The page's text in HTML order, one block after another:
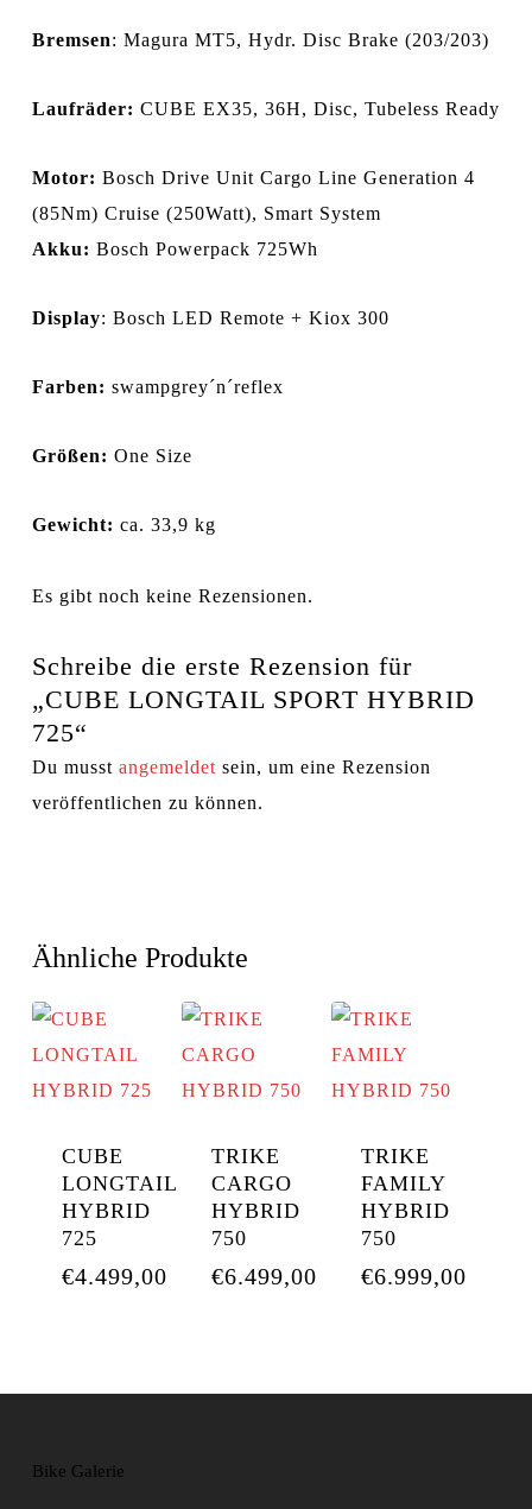
Bremsen: Magura MT5, Hydr. Disc Brake (203/203)
Laufräder: CUBE EX35, 36H, Disc, Tubeless Ready
Motor: Bosch Drive Unit Cargo Line Generation 4
(85Nm) Cruise (250Watt), Smart System
Akku: Bosch Powerpack 725Wh
Display: Bosch LED Remote + Kiox 300
Farben: swampgrey´n´reflex
Größen: One Size
Gewicht: ca. 33,9 kg
Es gibt noch keine Rezensionen.
Schreibe die erste Rezension für
„CUBE LONGTAIL SPORT HYBRID
725“
Du musst angemeldet sein, um eine Rezension
veröffentlichen zu können.
Ähnliche Produkte
CUBE
LONGTAIL
HYBRID
725
€4.499,00
TRIKE
CARGO
HYBRID
750
€6.499,00
TRIKE
FAMILY
HYBRID
750
€6.999,00
Bike Galerie